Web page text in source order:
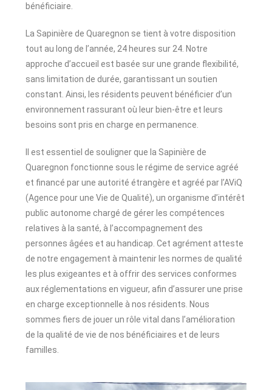
bénéficiaire.
La Sapinière de Quaregnon se tient à votre disposition
tout au long de l’année, 24 heures sur 24. Notre
approche d’accueil est basée sur une grande flexibilité,
sans limitation de durée, garantissant un soutien
constant. Ainsi, les résidents peuvent bénéficier d’un
environnement rassurant où leur bien-être et leurs
besoins sont pris en charge en permanence.
Il est essentiel de souligner que la Sapinière de
Quaregnon fonctionne sous le régime de service agréé
et financé par une autorité étrangère et agréé par l’AViQ
(Agence pour une Vie de Qualité), un organisme d’intérêt
public autonome chargé de gérer les compétences
relatives à la santé, à l’accompagnement des
personnes âgées et au handicap. Cet agrément atteste
de notre engagement à maintenir les normes de qualité
les plus exigeantes et à offrir des services conformes
aux réglementations en vigueur, afin d’assurer une prise
en charge exceptionnelle à nos résidents. Nous
sommes fiers de jouer un rôle vital dans l’amélioration
de la qualité de vie de nos bénéficiaires et de leurs
familles.